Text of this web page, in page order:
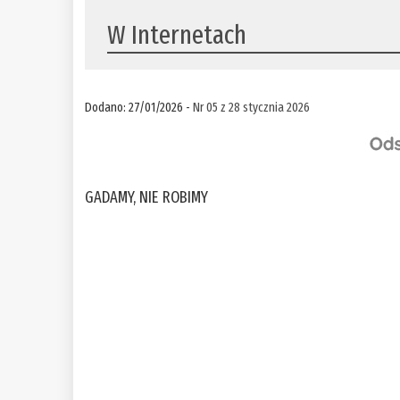
W Internetach
Dodano: 27/01/2026 -Nr 05 z 28 stycznia 2026
GADAMY, NIE ROBIMY